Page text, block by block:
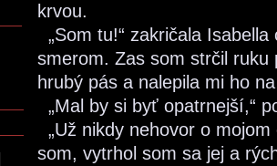
krvou.
„Som tu!“ zakričala
smerom. Zas som strčil ruku
hrubý pás a nalepila mi ho
„Mal by si byť opatrnejší,“
„Už nikdy nehovor o
som, vytrhol som sa jej a